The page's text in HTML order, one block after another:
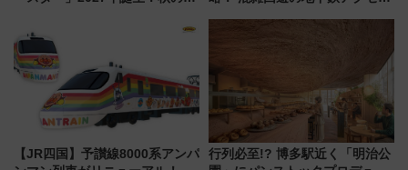
ろも一挙紹介
【JR四国】予讃線8000系アンパ
行列必至!? 博多駅近く「明治公